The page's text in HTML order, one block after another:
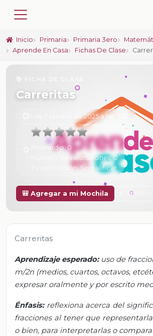
Inicio Primaria Primaria 3ero
Aprende En Casa
Fichas De Clase
Carreritas
6 de Febrero de 2025 a las 15:27
Promedio:0
Número de valoraciones:0
Tu calificación:Sin calificar
🎒 Agregar a mi Mochila Anterior
Carreritas
Aprendizaje esperado: uso de
m/2n (medios, cuartos, octavos,
expresar oralmente y por escrito
Énfasis: reflexiona acerca del
fracciones al tener que
o bien, para interpretarlas o